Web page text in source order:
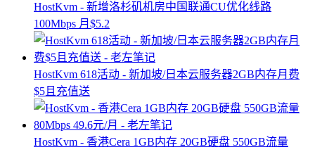
HostKvm - 新增洛杉矶机房中国联通CU优化线路
100Mbps 月$5.2
HostKvm 618活动 - 新加坡/日本云服务器2GB内存月费
$5且充值送
HostKvm - 香港Cera 1GB内存 20GB硬盘 550GB流量